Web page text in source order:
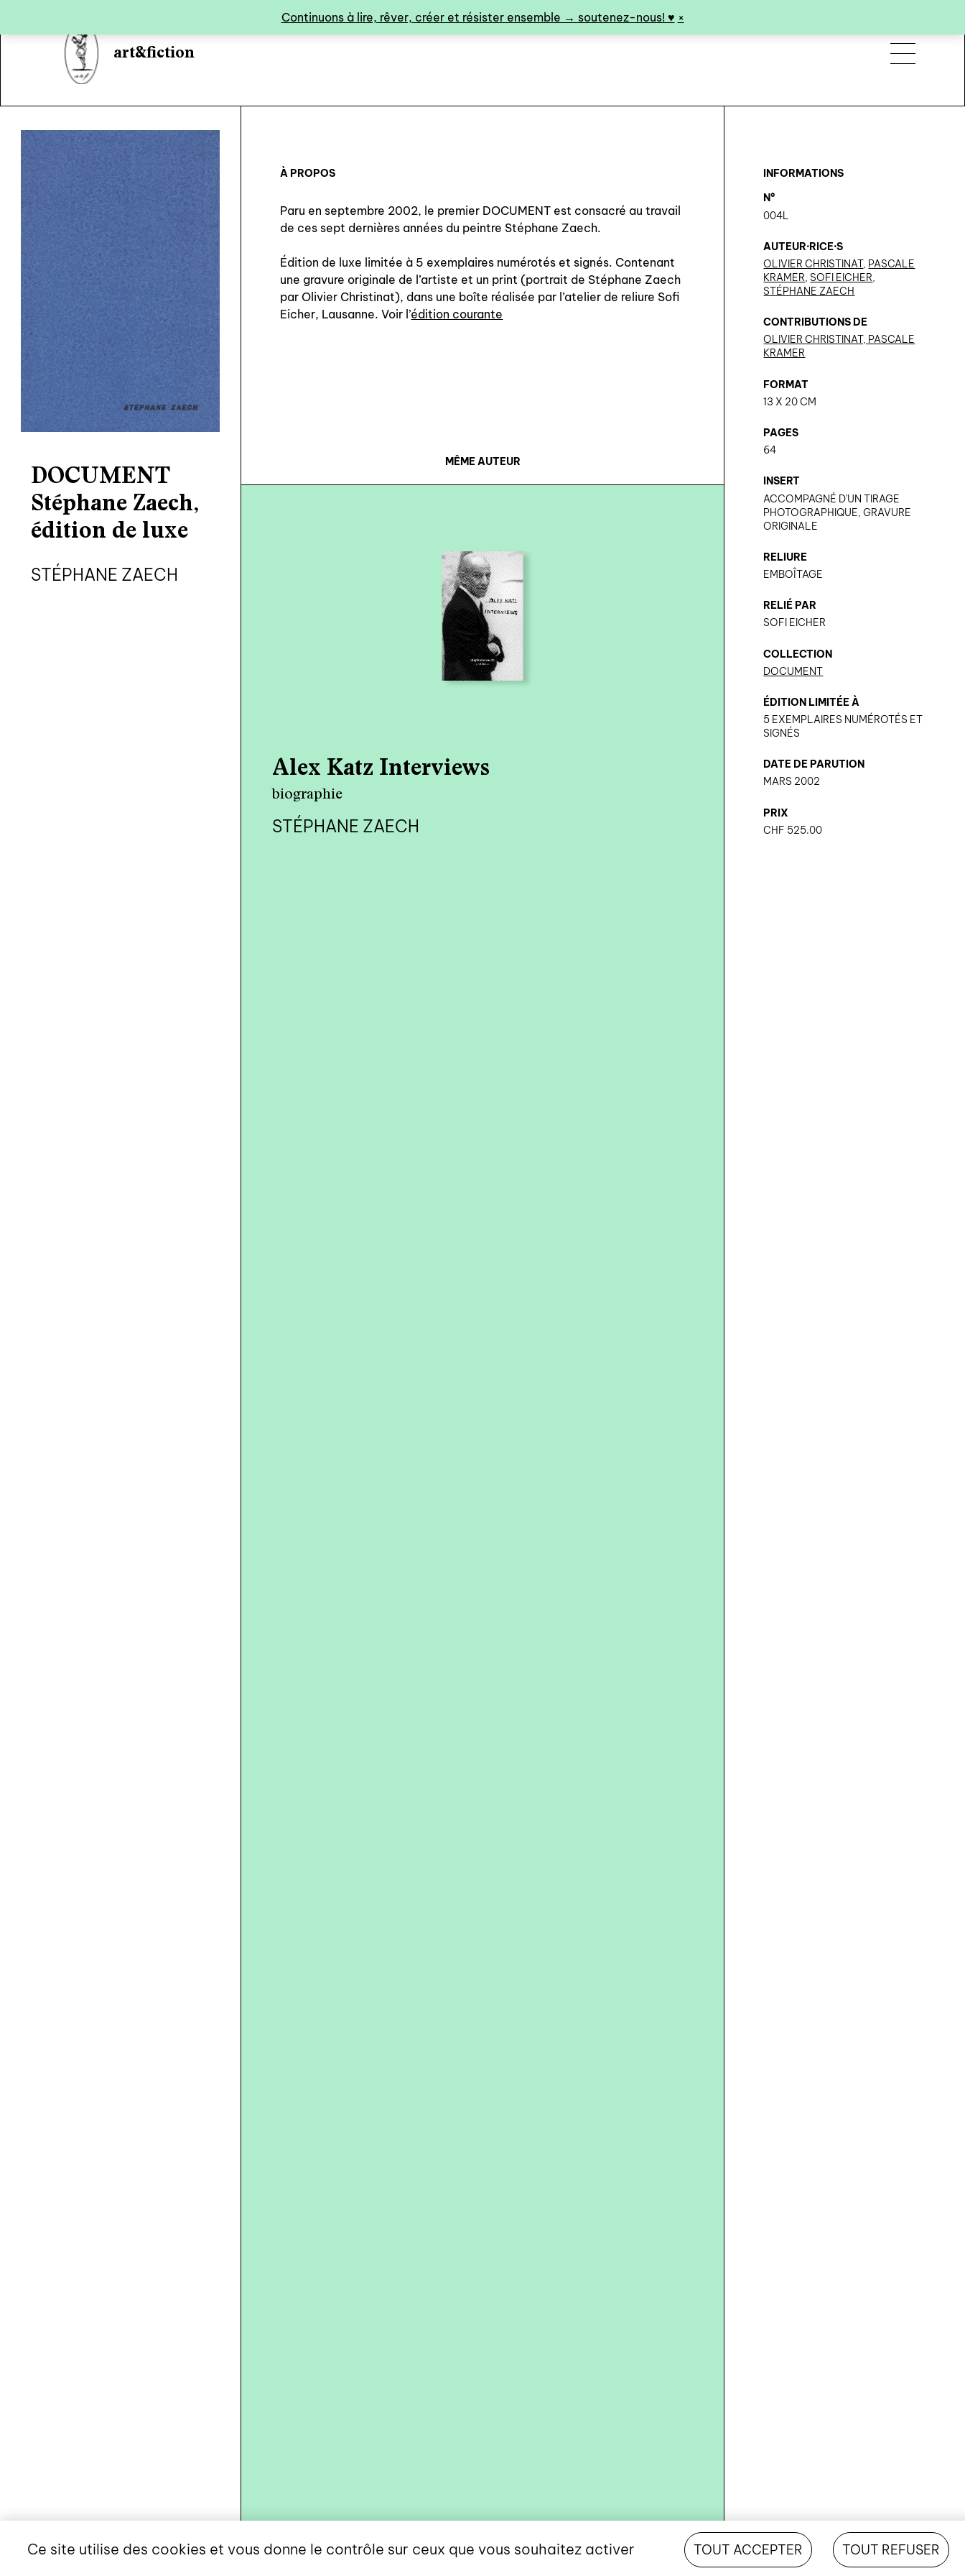
Continuons à lire, rêver, créer et résister ensemble → soutenez-nous! ♥︎ ×
art&fiction
0
catalogue ↓
catalogue complet
agenda
au-delà du livre ↓
artistes en résidence
lectures performées
podcasts
publications
DOCUMENT
Stéphane Zaech,
édition de luxe
STÉPHANE ZAECH
À PROPOS
Paru en septembre 2002, le premier DOCUMENT est consacré au travail
de ces sept dernières années du peintre Stéphane Zaech.
Édition de luxe limitée à 5 exemplaires numérotés et signés. Contenant
une gravure originale de l’artiste et un print (portrait de Stéphane Zaech
par Olivier Christinat), dans une boîte réalisée par l’atelier de reliure Sofi
Eicher, Lausanne. Voir l’édition courante
MÊME AUTEUR
Alex Katz Interviews
biographie
STÉPHANE ZAECH
INFORMATIONS
N°
004L
AUTEUR·RICE·S
OLIVIER CHRISTINAT, PASCALE
KRAMER, SOFI EICHER,
STÉPHANE ZAECH
CONTRIBUTIONS DE
OLIVIER CHRISTINAT, PASCALE
KRAMER
FORMAT
13 X 20 CM
PAGES
64
INSERT
ACCOMPAGNÉ D'UN TIRAGE
PHOTOGRAPHIQUE, GRAVURE
ORIGINALE
RELIURE
EMBOÎTAGE
RELIÉ PAR
SOFI EICHER
COLLECTION
DOCUMENT
ÉDITION LIMITÉE À
5 EXEMPLAIRES NUMÉROTÉS ET
SIGNÉS
DATE DE PARUTION
MARS 2002
PRIX
CHF 525.00
Ce site utilise des cookies et vous donne le contrôle sur ceux que vous souhaitez activer TOUT ACCEPTER TOUT REFUSER